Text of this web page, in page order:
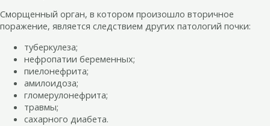
Сморщенный орган, в котором произошло вторичное
поражение, является следствием других патологий почки:
туберкулеза;
нефропатии беременных;
пиелонефрита;
амилоидоза;
гломерулонефрита;
травмы;
сахарного диабета.